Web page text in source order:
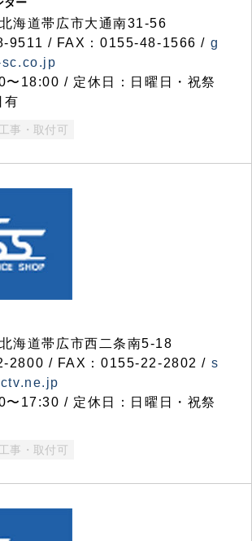
海道帯広市大通南31-56
9511 / FAX：0155-48-1566 / g
〜18:00 / 定休日：日曜日・祝祭
有
工事・取付可
海道帯広市西二条南5-18
2800 / FAX：0155-22-2802 / s
〜17:30 / 定休日：日曜日・祝祭
工事・取付可